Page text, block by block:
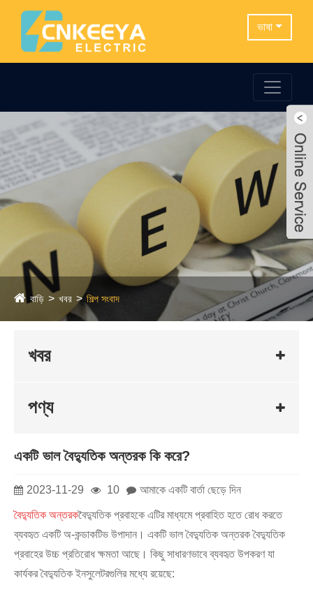
ভাষা
বাড়ি খবর শিল্প সংবাদ
খবর
পণ্য
একটি ভাল বৈদ্যুতিক অন্তরক কি করে?
2023-11-29 10 আমাকে একটি বার্তা ছেড়ে দিন
বৈদ্যুতিক অন্তরকবৈদ্যুতিক প্রবাহকে এটির মাধ্যমে প্রবাহিত হতে রোধ করতে
ব্যবহৃত একটি অ-কন্ডাকটিভ উপাদান। একটি ভাল বৈদ্যুতিক অন্তরক বৈদ্যুতিক
প্রবাহের উচ্চ প্রতিরোধ ক্ষমতা আছে। কিছু সাধারণভাবে ব্যবহৃত উপকরণ যা
কার্যকর বৈদ্যুতিক ইনসুলেটরগুলির মধ্যে রয়েছে: